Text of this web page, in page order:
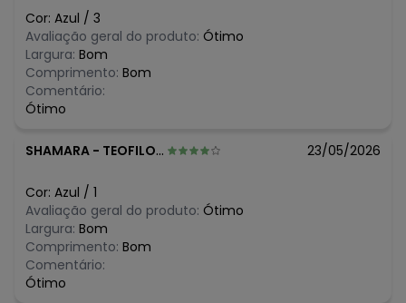
junho/2026
maio/2026
abril/2026
março/2026
fevereiro/2026
Cor: Azul / 3
Avaliação geral do produto: Ótimo
Largura: Bom
Comprimento: Bom
Comentário:
Ótimo
SHAMARA - TEOFILO OTONI - MG 23/05/2026
Cor: Azul / 1
Avaliação geral do produto: Ótimo
Largura: Bom
Comprimento: Bom
Comentário:
Ótimo